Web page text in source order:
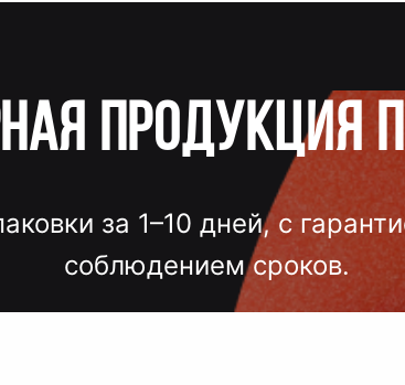
продукция
за 1–10 дней, с
соблюдением сроков.